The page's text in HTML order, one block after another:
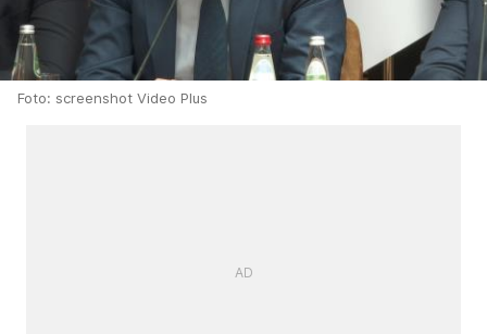
Foto: screenshot Video Plus